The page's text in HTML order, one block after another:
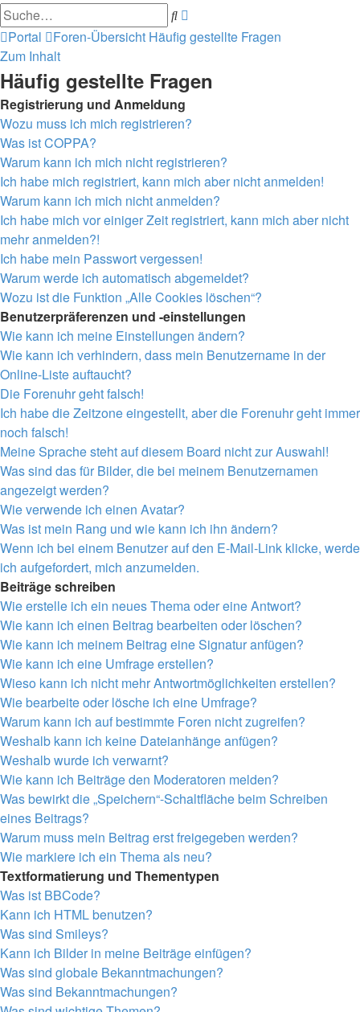
Suche
Suche
Portal Foren-Übersicht Häufig gestellte Fragen
Zum Inhalt
Häufig gestellte Fragen
Registrierung und Anmeldung
Wozu muss ich mich registrieren?
Was ist COPPA?
Warum kann ich mich nicht registrieren?
Ich habe mich registriert, kann mich aber nicht anmelden!
Warum kann ich mich nicht anmelden?
Ich habe mich vor einiger Zeit registriert, kann mich aber nicht
mehr anmelden?!
Ich habe mein Passwort vergessen!
Warum werde ich automatisch abgemeldet?
Wozu ist die Funktion „Alle Cookies löschen“?
Benutzerpräferenzen und -einstellungen
Wie kann ich meine Einstellungen ändern?
Wie kann ich verhindern, dass mein Benutzername in der
Online-Liste auftaucht?
Die Forenuhr geht falsch!
Ich habe die Zeitzone eingestellt, aber die Forenuhr geht immer
noch falsch!
Meine Sprache steht auf diesem Board nicht zur Auswahl!
Was sind das für Bilder, die bei meinem Benutzernamen
angezeigt werden?
Wie verwende ich einen Avatar?
Was ist mein Rang und wie kann ich ihn ändern?
Wenn ich bei einem Benutzer auf den E-Mail-Link klicke, werde
ich aufgefordert, mich anzumelden.
Beiträge schreiben
Wie erstelle ich ein neues Thema oder eine Antwort?
Wie kann ich einen Beitrag bearbeiten oder löschen?
Wie kann ich meinem Beitrag eine Signatur anfügen?
Wie kann ich eine Umfrage erstellen?
Wieso kann ich nicht mehr Antwortmöglichkeiten erstellen?
Wie bearbeite oder lösche ich eine Umfrage?
Warum kann ich auf bestimmte Foren nicht zugreifen?
Weshalb kann ich keine Dateianhänge anfügen?
Weshalb wurde ich verwarnt?
Wie kann ich Beiträge den Moderatoren melden?
Was bewirkt die „Speichern“-Schaltfläche beim Schreiben
eines Beitrags?
Warum muss mein Beitrag erst freigegeben werden?
Wie markiere ich ein Thema als neu?
Textformatierung und Thementypen
Was ist BBCode?
Kann ich HTML benutzen?
Was sind Smileys?
Kann ich Bilder in meine Beiträge einfügen?
Was sind globale Bekanntmachungen?
Was sind Bekanntmachungen?